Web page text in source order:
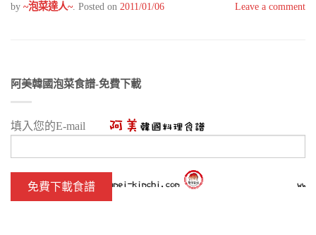
by ~泡菜達人~. Posted on 2011/01/06 Leave a comment
阿美韓國泡菜食譜-免費下載
填入您的E-mail